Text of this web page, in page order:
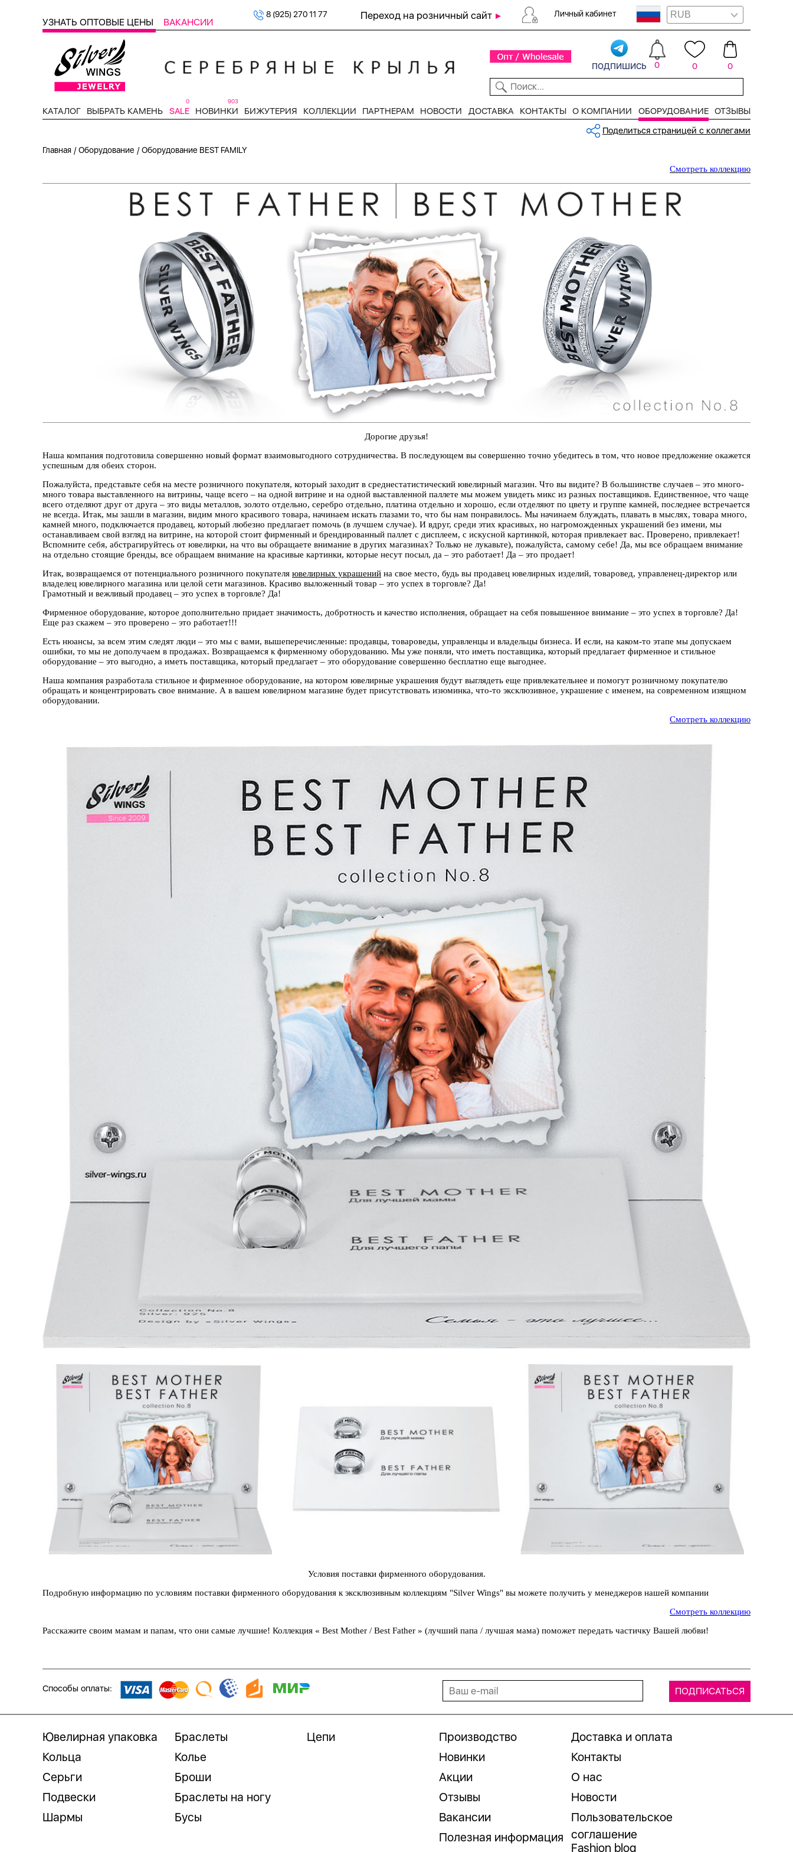
УЗНАТЬ ОПТОВЫЕ ЦЕНЫ ВАКАНСИИ
8 (925) 270 11 77 Переход на розничный сайт Личный кабинет
подпишись 0 0 0
КАТАЛОГ ВЫБРАТЬ КАМЕНЬ SALE
0
НОВИНКИ
903
БИЖУТЕРИЯ КОЛЛЕКЦИИ ПАРТНЕРАМ НОВОСТИ ДОСТАВКА КОНТАКТЫ О КОМПАНИИ ОБОРУДОВАНИЕ ОТЗЫВЫ
Поделиться страницей с коллегами
Главная /Оборудование /Оборудование BEST FAMILY
Смотреть коллекцию
Дорогие друзья!
Наша компания подготовила совершенно новый формат взаимовыгодного сотрудничества. В последующем вы совершенно точно убедитесь в том, что новое предложение окажется
успешным для обеих сторон.
Пожалуйста, представьте себя на месте розничного покупателя, который заходит в среднестатистический ювелирный магазин. Что вы видите? В большинстве случаев – это много-
много товара выставленного на витрины, чаще всего – на одной витрине и на одной выставленной паллете мы можем увидеть микс из разных поставщиков. Единственное, что чаще
всего отделяют друг от друга – это виды металлов, золото отдельно, серебро отдельно, платина отдельно и хорошо, если отделяют по цвету и группе камней, последнее встречается
не всегда. Итак, мы зашли в магазин, видим много красивого товара, начинаем искать глазами то, что бы нам понравилось. Мы начинаем блуждать, плавать в мыслях, товара много,
камней много, подключается продавец, который любезно предлагает помочь (в лучшем случае). И вдруг, среди этих красивых, но нагроможденных украшений без имени, мы
останавливаем свой взгляд на витрине, на которой стоит фирменный и брендированный паллет с дисплеем, с искусной картинкой, которая привлекает вас. Проверено, привлекает!
Вспомните себя, абстрагируйтесь от ювелирки, на что вы обращаете внимание в других магазинах? Только не лукавьте), пожалуйста, самому себе! Да, мы все обращаем внимание
на отдельно стоящие бренды, все обращаем внимание на красивые картинки, которые несут посыл, да – это работает! Да – это продает!
Итак, возвращаемся от потенциального розничного покупателя ювелирных украшений на свое место, будь вы продавец ювелирных изделий, товаровед, управленец-директор или
владелец ювелирного магазина или целой сети магазинов. Красиво выложенный товар – это успех в торговле? Да!
Грамотный и вежливый продавец – это успех в торговле? Да!
Фирменное оборудование, которое дополнительно придает значимость, добротность и качество исполнения, обращает на себя повышенное внимание – это успех в торговле? Да!
Еще раз скажем – это проверено – это работает!!!
Есть нюансы, за всем этим следят люди – это мы с вами, вышеперечисленные: продавцы, товароведы, управленцы и владельцы бизнеса. И если, на каком-то этапе мы допускаем
ошибки, то мы не дополучаем в продажах. Возвращаемся к фирменному оборудованию. Мы уже поняли, что иметь поставщика, который предлагает фирменное и стильное
оборудование – это выгодно, а иметь поставщика, который предлагает – это оборудование совершенно бесплатно еще выгоднее.
Наша компания разработала стильное и фирменное оборудование, на котором ювелирные украшения будут выглядеть еще привлекательнее и помогут розничному покупателю
обращать и концентрировать свое внимание. А в вашем ювелирном магазине будет присутствовать изюминка, что-то эксклюзивное, украшение с именем, на современном изящном
оборудовании.
Смотреть коллекцию
Условия поставки фирменного оборудования.
Подробную информацию по условиям поставки фирменного оборудования к эксклюзивным коллекциям "Silver Wings" вы можете получить у менеджеров нашей компании
Смотреть коллекцию
Расскажите своим мамам и папам, что они самые лучшие! Коллекция « Best Mother / Best Father » (лучший папа / лучшая мама) поможет передать частичку Вашей любви!
Способы оплаты:
Ювелирная упаковка
Кольца
Серьги
Подвески
Шармы
Браслеты
Колье
Броши
Браслеты на ногу
Бусы
Цепи
Производство
Новинки
Акции
Отзывы
Вакансии
Полезная информация
Доставка и оплата
Контакты
О нас
Новости
Пользовательское
соглашение
Fashion blog